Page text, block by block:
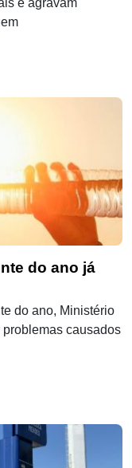
e agravam
do ano já
do ano, Ministério
causados